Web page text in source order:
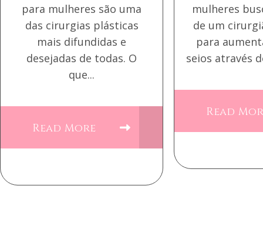
para mulheres são uma
das cirurgias plásticas
mais difundidas e
desejadas de todas. O
que...
Read More
mulheres
de um
para
seios através
Read